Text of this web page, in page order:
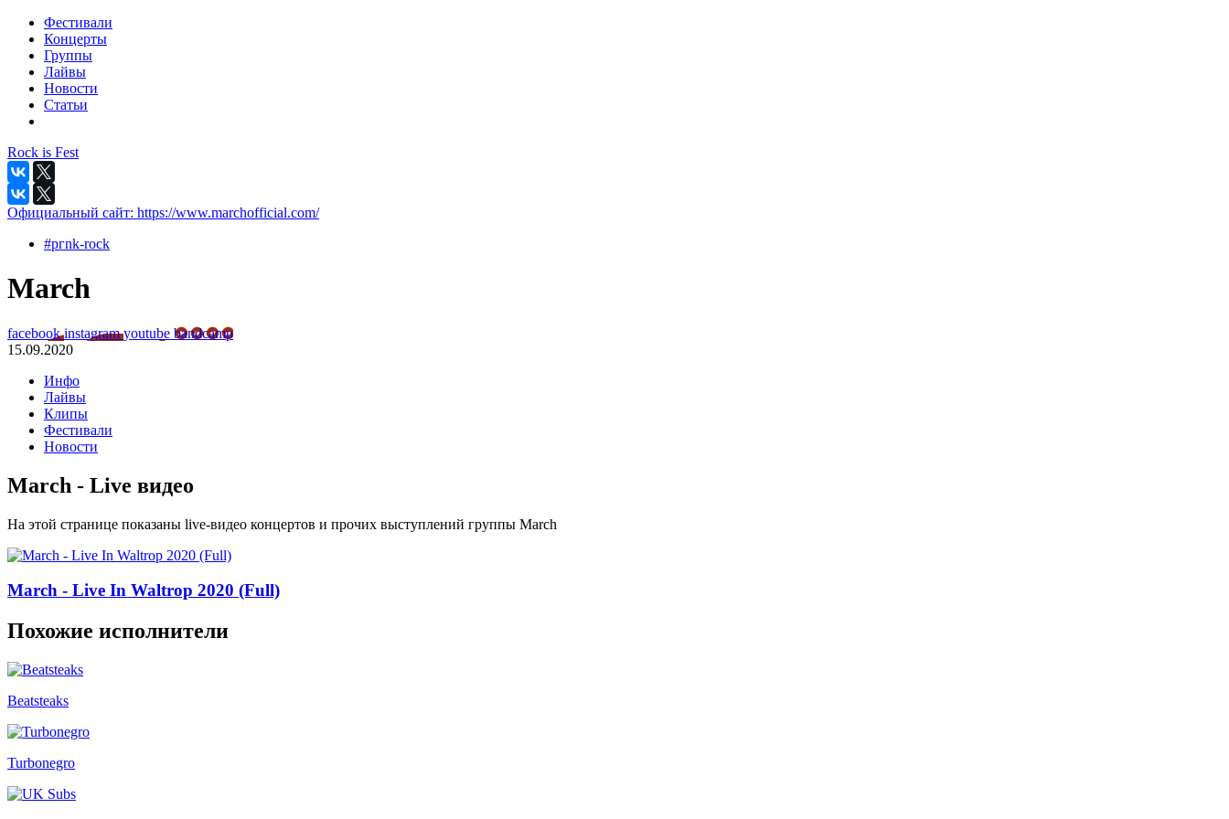
Фестивали
Концерты
Группы
Лайвы
Новости
Статьи
Rock is Fest
Официальный сайт: https://www.marchofficial.com/
#pгnk-roсk
March
facebookinstagramyoutube bandcamp
15.09.2020
Инфо
Лайвы
Клипы
Фестивали
Новости
March - Live видео
На этой странице показаны live-видео концертов и прочих выступлений группы March
March - Live In Waltrop 2020 (Full)
Похожие исполнители
Beatsteaks
Turbonegro